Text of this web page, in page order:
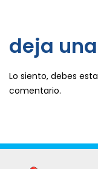
deja
Lo siento, debes
comentario.